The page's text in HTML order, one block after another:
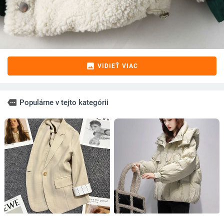
image VIDIEŤ VIAC
more Populárne v tejto kategórii